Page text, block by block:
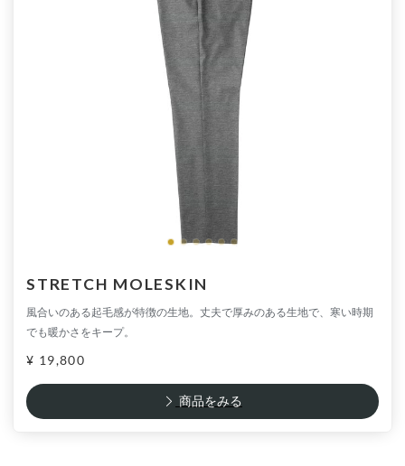
STRETCH MOLESKIN
風合いのある起毛感が特徴の生地。丈夫で厚みのある生地で、寒い時期
でも暖かさをキープ。
¥ 19,800
商品をみる